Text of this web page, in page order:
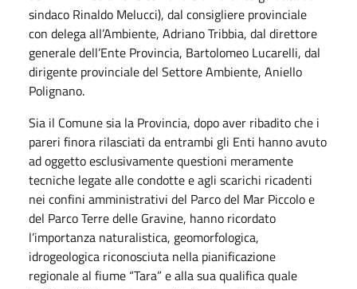
sindaco Rinaldo Melucci), dal consigliere provinciale
con delega all’Ambiente, Adriano Tribbia, dal direttore
generale dell’Ente Provincia, Bartolomeo Lucarelli, dal
dirigente provinciale del Settore Ambiente, Aniello
Polignano.
Sia il Comune sia la Provincia, dopo aver ribadito che i
pareri finora rilasciati da entrambi gli Enti hanno avuto
ad oggetto esclusivamente questioni meramente
tecniche legate alle condotte e agli scarichi ricadenti
nei confini amministrativi del Parco del Mar Piccolo e
del Parco Terre delle Gravine, hanno ricordato
l’importanza naturalistica, geomorfologica,
idrogeologica riconosciuta nella pianificazione
regionale al fiume “Tara” e alla sua qualifica quale